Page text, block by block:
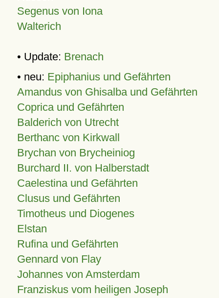
Segenus von Iona
Walterich
• Update: Brenach
• neu: Epiphanius und Gefährten
Amandus von Ghisalba und Gefährten
Coprica und Gefährten
Balderich von Utrecht
Berthanc von Kirkwall
Brychan von Brycheiniog
Burchard II. von Halberstadt
Caelestina und Gefährten
Clusus und Gefährten
Timotheus und Diogenes
Elstan
Rufina und Gefährten
Gennard von Flay
Johannes von Amsterdam
Franziskus vom heiligen Joseph